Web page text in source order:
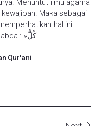
Menuntut ilmu agama
Maka sebagai
hal ini.
Rasulullah SAW bersabda : »كُلُّ...
Qur'ani